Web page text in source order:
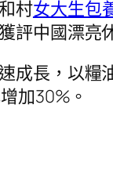
村女大生包
評中國漂亮
成長，以糧
加30%。